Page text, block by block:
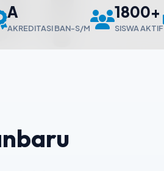
A
AKREDITASI BAN-S/M
1800+
SISWA AKTIF